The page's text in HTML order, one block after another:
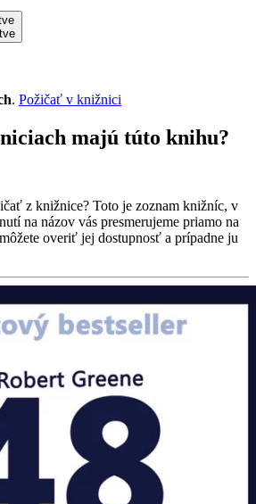
. Požičať v knižnici
majú túto knihu?
z knižnice? Toto je zoznam knižníc, v
na názov vás presmerujeme priamo na
overiť jej dostupnosť a prípadne ju